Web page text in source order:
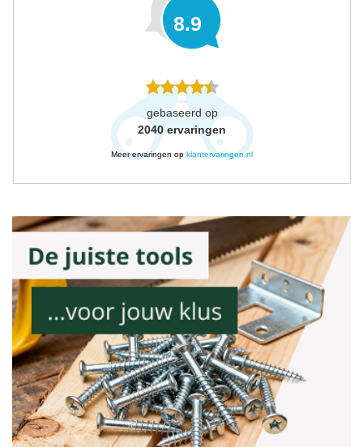
8.9
gebaseerd op
2040 ervaringen
Meer ervaringen op klantervaringen.nl